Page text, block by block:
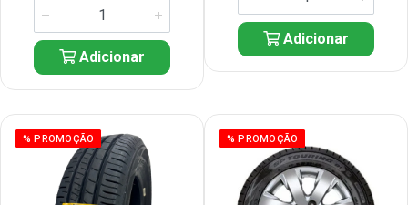
Adicionar
Adicionar
% PROMOÇÃO % PROMOÇÃO